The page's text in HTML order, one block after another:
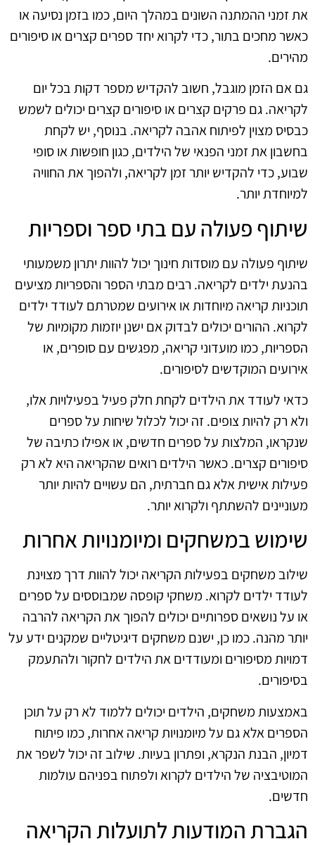
את זמני ההמתנה השונים במהלך היום, כמו בזמן נסיעה או
כאשר מחכים בתור, כדי לקרוא יחד ספרים קצרים או סיפורים
מהירים.
גם אם הזמן מוגבל, חשוב להקדיש מספר דקות בכל יום
לקריאה. גם פרקים קצרים או סיפורים קצרים יכולים לשמש
כבסיס מצוין לפיתוח אהבה לקריאה. בנוסף, יש לקחת
בחשבון את זמני הפנאי של הילדים, כגון חופשות או סופי
שבוע, כדי להקדיש יותר זמן לקריאה, ולהפוך את החוויה
למיוחדת יותר.
שיתוף פעולה עם בתי ספר וספריות
שיתוף פעולה עם מוסדות חינוך יכול להוות יתרון משמעותי
בהנעת ילדים לקריאה. רבים מבתי הספר והספריות מציעים
תוכניות קריאה מיוחדות או אירועים שמטרתם לעודד ילדים
לקרוא. ההורים יכולים לבדוק אם ישנן יוזמות מקומיות של
הספריות, כמו מועדוני קריאה, מפגשים עם סופרים, או
אירועים המוקדשים לסיפורים.
כדאי לעודד את הילדים לקחת חלק פעיל בפעילויות אלו,
ולא רק להיות צופים. זה יכול לכלול שיחות על ספרים
שנקראו, המלצות על ספרים חדשים, או אפילו כתיבה של
סיפורים קצרים. כאשר הילדים רואים שהקריאה היא לא רק
פעילות אישית אלא גם חברתית, הם עשויים להיות יותר
מעוניינים להשתתף ולקרוא יותר.
שימוש במשחקים ומיומנויות אחרות
שילוב משחקים בפעילות הקריאה יכול להוות דרך מצוינת
לעודד ילדים לקרוא. משחקי קופסה שמבוססים על ספרים
או על נושאים ספרותיים יכולים להפוך את הקריאה להרבה
יותר מהנה. כמו כן, ישנם משחקים דיגיטליים שמקנים ידע על
דמויות מסיפורים ומעודדים את הילדים לחקור ולהתעמק
בסיפורים.
באמצעות משחקים, הילדים יכולים ללמוד לא רק על תוכן
הספרים אלא גם על מיומנויות קריאה אחרות, כמו פיתוח
דמיון, הבנת הנקרא, ופתרון בעיות. שילוב זה יכול לשפר את
המוטיבציה של הילדים לקרוא ולפתוח בפניהם עולמות
חדשים.
הגברת המודעות לתועלות הקריאה